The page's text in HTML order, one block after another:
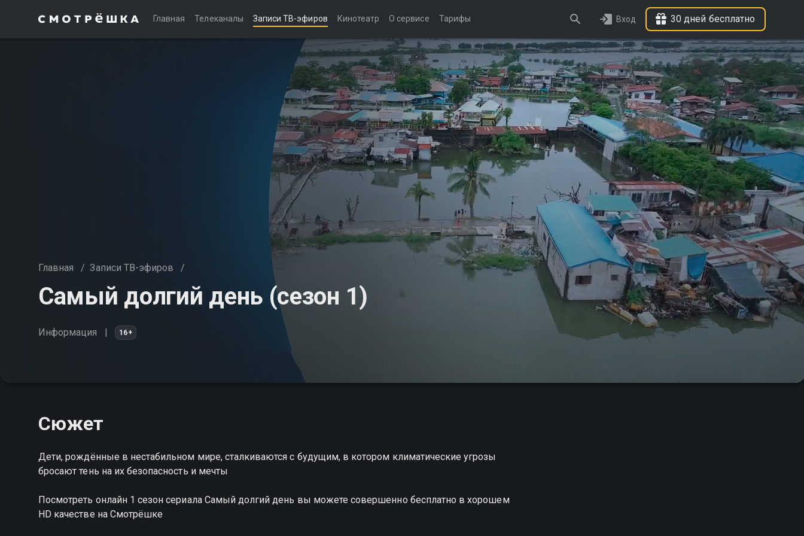
Главная Телеканалы Записи ТВ-эфиров Кинотеатр О сервисе Тарифы Вход 30 дней бесплатно
Главная / Записи ТВ-эфиров /
Самый долгий день (сезон 1)
Информация 16+
Сюжет
Дети, рождённые в нестабильном мире, сталкиваются с будущим, в котором климатические угрозы
бросают тень на их безопасность и мечты
Посмотреть онлайн 1 сезон сериала Самый долгий день вы можете совершенно бесплатно в хорошем
HD качестве на Смотрёшке